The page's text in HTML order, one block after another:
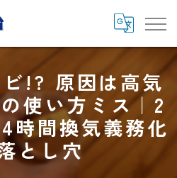
!? 原因は高気
使い方ミス｜2
時間換気義務化
とし穴